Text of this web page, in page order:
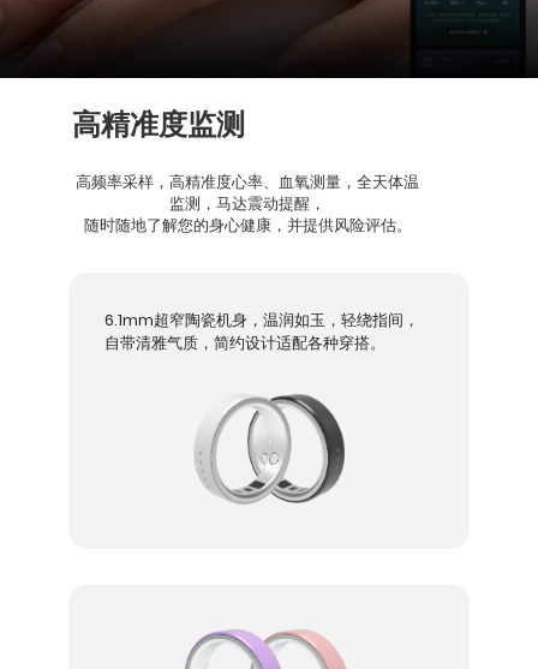
高精准度监测
高频率采样，高精准度心率、血氧测量，全天体温
监测，马达震动提醒，
随时随地了解您的身心健康，并提供风险评估。
6.1mm超窄陶瓷机身，温润如玉，轻绕指间，
自带清雅气质，简约设计适配各种穿搭。